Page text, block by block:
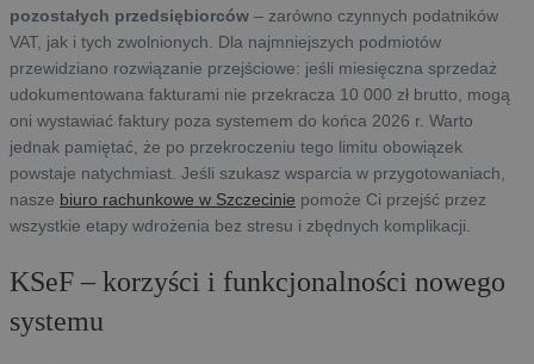
pozostałych przedsiębiorców – zarówno czynnych podatników
VAT, jak i tych zwolnionych. Dla najmniejszych podmiotów
przewidziano rozwiązanie przejściowe: jeśli miesięczna sprzedaż
udokumentowana fakturami nie przekracza 10 000 zł brutto, mogą
oni wystawiać faktury poza systemem do końca 2026 r. Warto
jednak pamiętać, że po przekroczeniu tego limitu obowiązek
powstaje natychmiast. Jeśli szukasz wsparcia w przygotowaniach,
nasze biuro rachunkowe w Szczecinie pomoże Ci przejść przez
wszystkie etapy wdrożenia bez stresu i zbędnych komplikacji.
KSeF – korzyści i funkcjonalności nowego
systemu